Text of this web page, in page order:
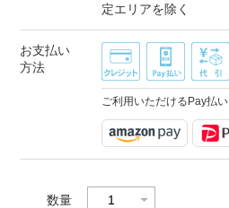
定エリアを除く
お支払い
方法
ご利用いただけるPay払い
数量